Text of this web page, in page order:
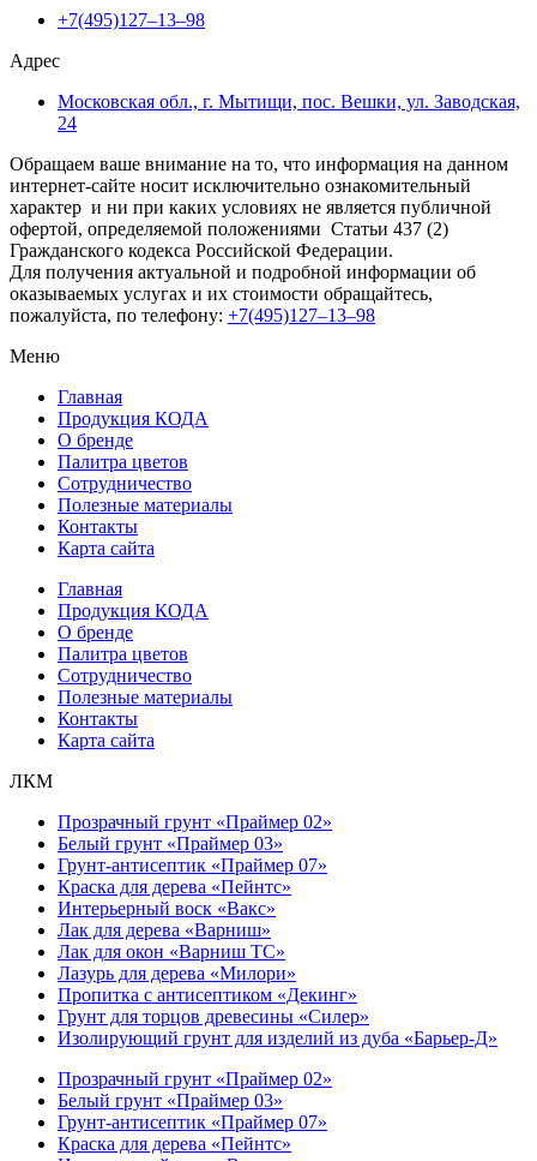
+7(495)127–13–98
Адрес
Московская обл., г. Мытищи, пос. Вешки, ул. Заводская,
24
Обращаем ваше внимание на то, что информация на данном
интернет-сайте носит исключительно ознакомительный
характер и ни при каких условиях не является публичной
офертой, определяемой положениями Статьи 437 (2)
Гражданского кодекса Российской Федерации.
Для получения актуальной и подробной информации об
оказываемых услугах и их стоимости обращайтесь,
пожалуйста, по телефону: +7(495)127–13–98
Меню
Главная
Продукция КОДА
О бренде
Палитра цветов
Сотрудничество
Полезные материалы
Контакты
Карта сайта
Главная
Продукция КОДА
О бренде
Палитра цветов
Сотрудничество
Полезные материалы
Контакты
Карта сайта
ЛКМ
Прозрачный грунт «Праймер 02»
Белый грунт «Праймер 03»
Грунт-антисептик «Праймер 07»
Краска для дерева «Пейнтс»
Интерьерный воск «Вакс»
Лак для дерева «Варниш»
Лак для окон «Варниш ТС»
Лазурь для дерева «Милори»
Пропитка с антисептиком «Декинг»
Грунт для торцов древесины «Силер»
Изолирующий грунт для изделий из дуба «Барьер-Д»
Прозрачный грунт «Праймер 02»
Белый грунт «Праймер 03»
Грунт-антисептик «Праймер 07»
Краска для дерева «Пейнтс»